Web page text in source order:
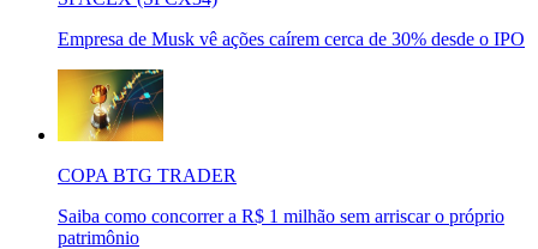
Empresa de Musk vê ações caírem cerca de 30% desde o IPO
COPA BTG TRADER
Saiba como concorrer a R$ 1 milhão sem arriscar o próprio
patrimônio